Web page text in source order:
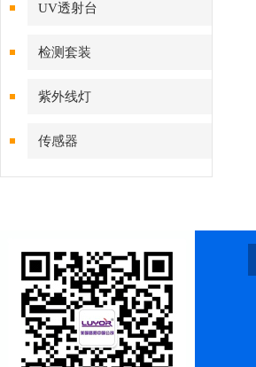
UV透射台
检测套装
紫外线灯
传感器